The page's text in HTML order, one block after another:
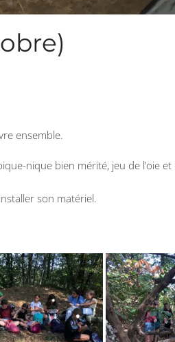
ensemble.
nique bien mérité, jeu de l’oie
son matériel.